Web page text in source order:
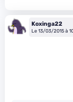
Koxinga22
Le 13/03/2015 à